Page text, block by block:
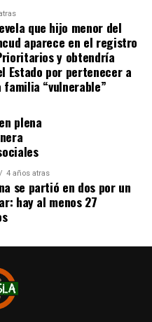
los jugadores
sus rivales
de River(Agustín
en la cara.
fue expulsado en
la roja
y Nicolás Valentini
que hijo menor del
aparece en el registro
y obtendría
Estado por pertenecer a
familia “vulnerable”
plena
4 años atras
se partió en dos por un
hay al menos 27